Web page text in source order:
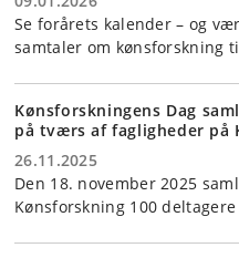
Se forårets kalender – og
samtaler om kønsforskning
Kønsforskningens Dag
på tværs af fagligheder på
26.11.2025
Den 18. november 2025
Kønsforskning 100